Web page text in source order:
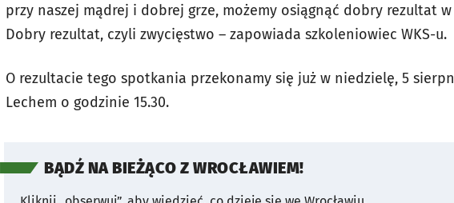
przy naszej mądrej i dobrej grze, możemy osiągnąć dobry rezultat
Dobry rezultat, czyli zwycięstwo – zapowiada szkoleniowiec WKS-u.
O rezultacie tego spotkania przekonamy się już w niedzielę, 5
Lechem o godzinie 15.30.
BĄDŹ NA BIEŻĄCO Z WROCŁAWIEM!